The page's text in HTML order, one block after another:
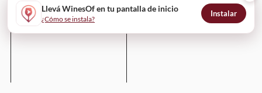
Llevá WinesOf en tu pantalla de inicio
¿Cómo se instala?
Instalar